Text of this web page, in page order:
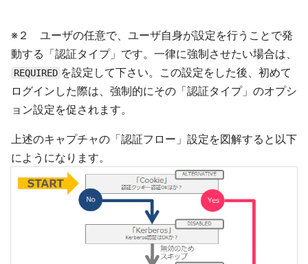
※２ ユーザの任意で、ユーザ自身が設定を行うことで発
動する「認証タイプ」です。一律に強制させたい場合は、
REQUIRED を設定して下さい。この設定をした後、初めて
ログインした際は、強制的にその「認証タイプ」のオプシ
ョン設定を促されます。
上述のキャプチャの「認証フロー」設定を図解すると以下
にようになります。